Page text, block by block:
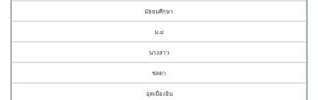
มัธยมศึกษา
ม.๔
นางสาว
ชลดา
อุดเมืองอิน